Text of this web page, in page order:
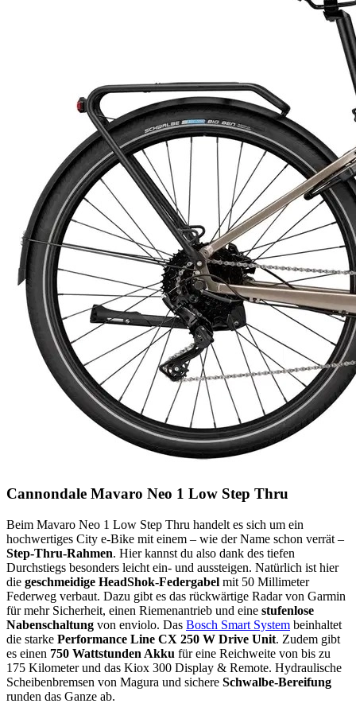
Cannondale Mavaro Neo 1 Low Step Thru
Beim Mavaro Neo 1 Low Step Thru handelt es sich um ein
hochwertiges City e-Bike mit einem – wie der Name schon verrät –
Step-Thru-Rahmen. Hier kannst du also dank des tiefen
Durchstiegs besonders leicht ein- und aussteigen. Natürlich ist hier
die geschmeidige HeadShok-Federgabel mit 50 Millimeter
Federweg verbaut. Dazu gibt es das rückwärtige Radar von Garmin
für mehr Sicherheit, einen Riemenantrieb und eine stufenlose
Nabenschaltung von enviolo. Das Bosch Smart System beinhaltet
die starke Performance Line CX 250 W Drive Unit. Zudem gibt
es einen 750 Wattstunden Akku für eine Reichweite von bis zu
175 Kilometer und das Kiox 300 Display & Remote. Hydraulische
Scheibenbremsen von Magura und sichere Schwalbe-Bereifung
runden das Ganze ab.